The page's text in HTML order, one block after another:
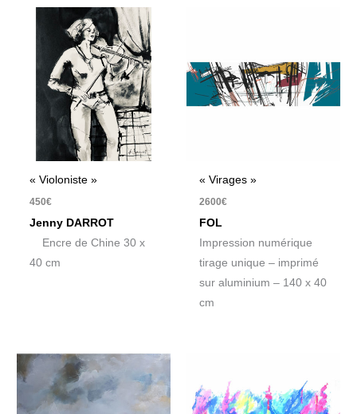
« Violoniste »
450€
Jenny DARROT
Encre de Chine 30 x
40 cm
« Virages »
2600€
FOL
Impression numérique
tirage unique – imprimé
sur aluminium – 140 x 40
cm
prix :
110€
à